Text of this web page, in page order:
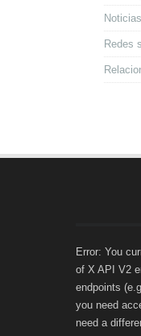
Redes
Error: You
of X API V2
endpoints
you need
need a